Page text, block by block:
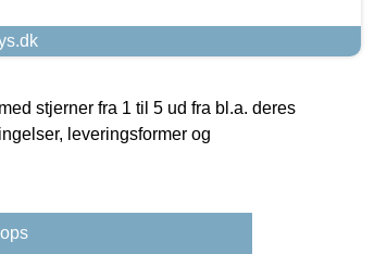
stjerner fra 1 til 5 ud fra bl.a. deres
leveringsformer og